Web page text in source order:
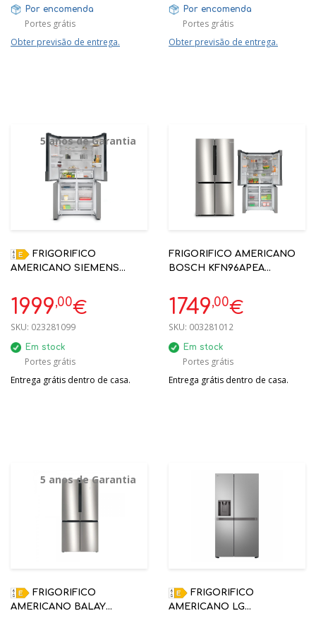
Por encomenda
Portes grátis
Obter previsão de entrega.
Por encomenda
Portes grátis
Obter previsão de entrega.
5 anos de Garantia
AMERICANO SIEMENS
FROST 4 PORTAS 183X91CM
| 5 ANOS GARANTIA
1999,00€
SKU: 023281099
Em stock
Portes grátis
Entrega grátis dentro de casa.
FRIGORIFICO AMERICANO
BOSCH KFN96APEA
HOME CONNECT PORTAS
INOX ANTI DEDADAS
1749,00€
SKU: 003281012
Em stock
Portes grátis
Entrega grátis dentro de casa.
5 anos de Garantia
AMERICANO BALAY
AMERICANO LG